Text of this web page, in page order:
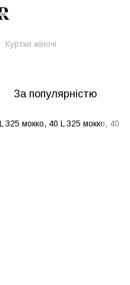
Куртки жіночі
За популярністю